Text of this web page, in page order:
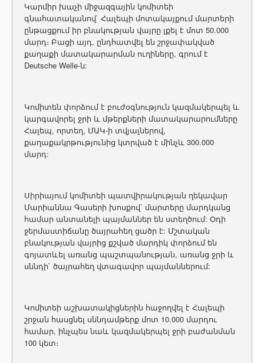
Կարմիր խաչի միջազգային կոմիտեի
գնահատականով` Հալեպի մոտակայքում մարտերի
ընթացքում իր բնակության վայրը լքել է մոտ 50.000
մարդ։ Բացի այդ, ընդհատվել են շրջափակված
քաղաքի մատակարարման ուղիները, գրում է
Deutsche Welle-ն:
Կոմիտեն փորձում է բուժօգնություն կազմակերպել և
կարգավորել ջրի և մթերքների մատակարարումները
Հալեպ, որտեղ, ՄԱԿ-ի տվյալներով,
քաղաքակրթությունից կտրված է մինչև 300.000
մարդ:
Սիրիայում կոմիտեի պատվիրակության ղեկավար
Մարիաննա Գասերի խոսքով` մարտերը մարդկանց
համար անտանելի պայմաններ են ստեղծում: Օդի
ջերմաստիճանը ծայրահեղ ցածր է: Մշտական
բնակության վայրից քշված մարդիկ փորձում են
գոյատևել առանց պաշտպանության, առանց ջրի և
սննդի` ծայրահեղ վտագավոր պայմաններում:
Կոմիտեի աշխատակիցներին հաջողվել է Հալեպի
շրջան հասցնել սննդամթերք մոտ 10.000 մարդու
համար, ինչպես նաև կազմակերպել ջրի բաժանման
100 կետ։